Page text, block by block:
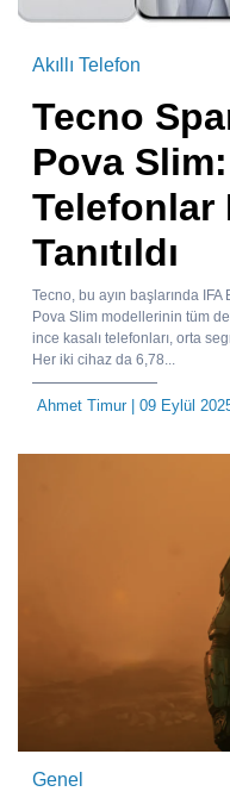
Akıllı Telefon
Tecno
Pova
Telefonlar
Tanıtıldı
Tecno, bu ayın başlarında IFA
Pova Slim modellerinin tüm
ince kasalı telefonları, orta
Her iki cihaz da 6,78...
Ahmet Timur| 09 Eylül
Genel